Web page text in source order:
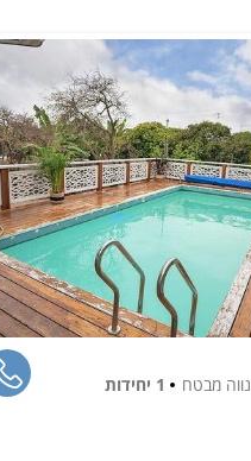
נווה מבטח
1 יחידות